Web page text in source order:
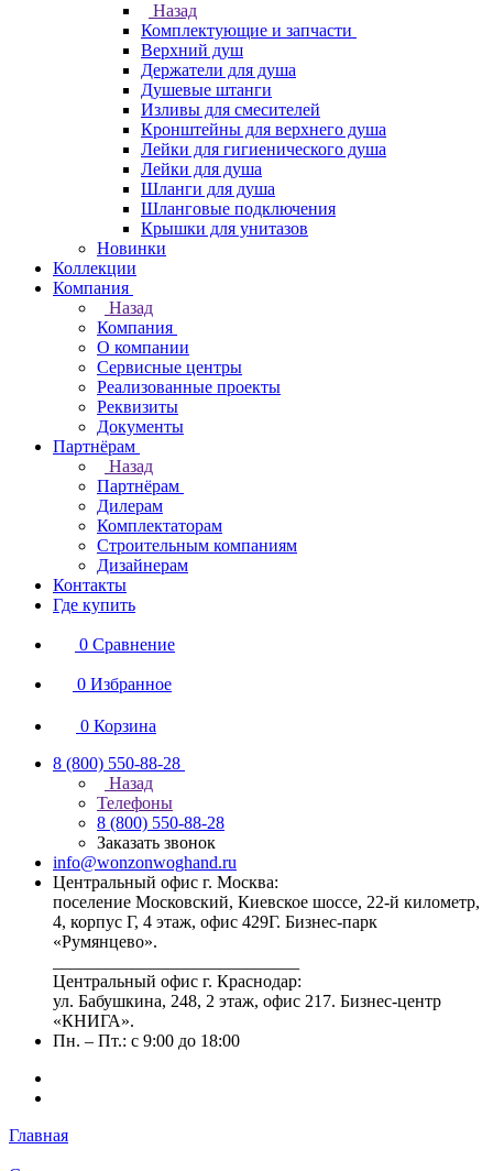
Назад
Комплектующие и запчасти
Верхний душ
Держатели для душа
Душевые штанги
Изливы для смесителей
Кронштейны для верхнего душа
Лейки для гигиенического душа
Лейки для душа
Шланги для душа
Шланговые подключения
Крышки для унитазов
Новинки
Коллекции
Компания
Назад
Компания
О компании
Сервисные центры
Реализованные проекты
Реквизиты
Документы
Партнёрам
Назад
Партнёрам
Дилерам
Комплектаторам
Строительным компаниям
Дизайнерам
Контакты
Где купить
0 Сравнение
0 Избранное
0 Корзина
8 (800) 550-88-28
Назад
Телефоны
8 (800) 550-88-28
Заказать звонок
info@wonzonwoghand.ru
Центральный офис г. Москва:
поселение Московский, Киевское шоссе, 22-й километр,
4, корпус Г, 4 этаж, офис 429Г. Бизнес-парк
«Румянцево».
Центральный офис г. Краснодар:
ул. Бабушкина, 248, 2 этаж, офис 217. Бизнес-центр
«КНИГА».
Пн. – Пт.: с 9:00 до 18:00
Главная